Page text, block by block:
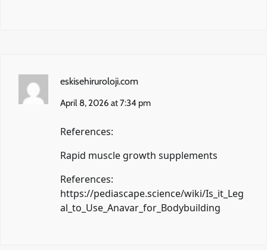
eskisehiruroloji.com
April 8, 2026 at 7:34 pm
References:
Rapid muscle growth supplements
References:
https://pediascape.science/wiki/Is_it_Leg
al_to_Use_Anavar_for_Bodybuilding